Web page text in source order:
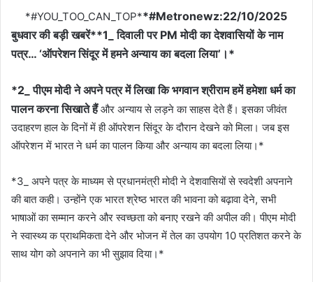
*#YOU_TOO_CAN_TOP**#Metronewz:22/10/2025
बुधवार की बड़ी खबरें**1_ दिवाली पर PM मोदी का देशवासियों के नाम
पत्र… ‘ऑपरेशन सिंदूर में हमने अन्याय का बदला लिया’।*
*2_ पीएम मोदी ने अपने पत्र में लिखा कि भगवान श्रीराम हमें हमेशा धर्म का
पालन करना सिखाते हैंऔर अन्याय से लड़ने का साहस देते हैं। इसका जीवंत
उदाहरण हाल के दिनों में ही ऑपरेशन सिंदूर के दौरान देखने को मिला। जब इस
ऑपरेशन में भारत ने धर्म का पालन किया और अन्याय का बदला लिया।*
*3_ अपने पत्र के माध्यम से प्रधानमंत्री मोदी ने देशवासियों से स्वदेशी अपनाने
की बात कही। उन्होंने एक भारत श्रेष्ठ भारत की भावना को बढ़ावा देने, सभी
भाषाओं का सम्मान करने और स्वच्छता को बनाए रखने की अपील की। पीएम मोदी
ने स्वास्थ्य क प्राथमिकता देने और भोजन में तेल का उपयोग 10 प्रतिशत करने के
साथ योग को अपनाने का भी सुझाव दिया।*